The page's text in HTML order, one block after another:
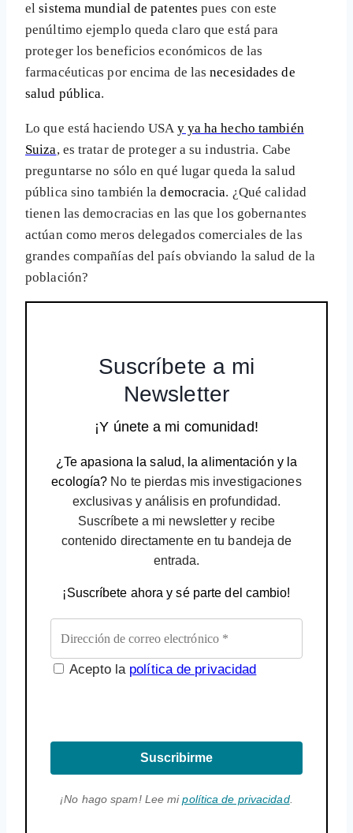
elsistema mundial de patentes pues con este
penúltimo ejemplo queda claro que está para
proteger los beneficios económicos de las
farmacéuticas por encima de lasnecesidades de
salud pública.
Lo que está haciendo USA y ya ha hecho también
Suiza, es tratar de proteger a su industria. Cabe
preguntarse no sólo en qué lugar queda la salud
pública sino también lademocracia. ¿Qué calidad
tienen las democracias en las que los gobernantes
actúan como meros delegados comerciales de las
grandes compañías del país obviando la salud de la
población?
Suscríbete a mi
Newsletter
¡Y únete a mi comunidad!
¿Te apasiona la salud, la alimentación y la
ecología? No te pierdas mis investigaciones
exclusivas y análisis en profundidad.
Suscríbete a mi newsletter y recibe
contenido directamente en tu bandeja de
entrada.
¡Suscríbete ahora y sé parte del cambio!
Acepto la política de privacidad
Suscribirme
¡No hago spam! Lee mipolítica de privacidad.